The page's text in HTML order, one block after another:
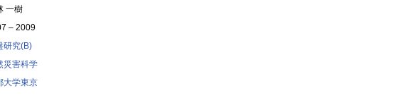
一樹
– 2009
研究(B)
災害科学
大学東京